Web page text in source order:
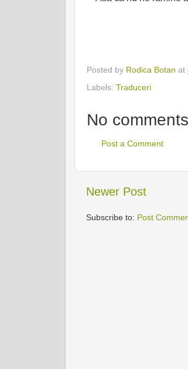
Posted by Rodica Botan at
Labels: Traduceri
No
Post a Comment
Newer Post
Subscribe to: Post